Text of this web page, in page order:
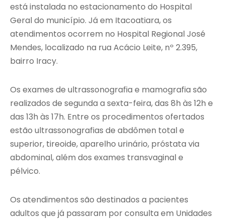
está instalada no estacionamento do Hospital
Geral do município. Já em Itacoatiara, os
atendimentos ocorrem no Hospital Regional José
Mendes, localizado na rua Acácio Leite, nº 2.395,
bairro Iracy.
Os exames de ultrassonografia e mamografia são
realizados de segunda a sexta-feira, das 8h às 12h e
das 13h às 17h. Entre os procedimentos ofertados
estão ultrassonografias de abdômen total e
superior, tireoide, aparelho urinário, próstata via
abdominal, além dos exames transvaginal e
pélvico.
Os atendimentos são destinados a pacientes
adultos que já passaram por consulta em Unidades